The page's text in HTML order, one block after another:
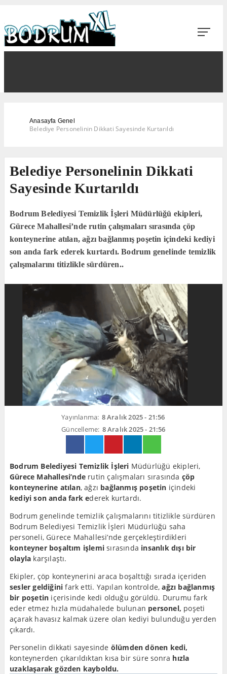
Anasayfa Genel
Belediye Personelinin Dikkati Sayesinde Kurtarıldı
Belediye Personelinin Dikkati
Sayesinde Kurtarıldı
Bodrum Belediyesi Temizlik İşleri Müdürlüğü ekipleri,
Gürece Mahallesi’nde rutin çalışmaları sırasında çöp
konteynerine atılan, ağzı bağlanmış poşetin içindeki kediyi
son anda fark ederek kurtardı. Bodrum genelinde temizlik
çalışmalarını titizlikle sürdüren..
Yayınlanma: 8 Aralık 2025 - 21:56
Güncelleme: 8 Aralık 2025 - 21:56
Bodrum Belediyesi Temizlik İşleri Müdürlüğü ekipleri,
Gürece Mahallesi’nde rutin çalışmaları sırasında çöp
konteynerine atılan, ağzı bağlanmış poşetin içindeki
kediyi son anda fark ederek kurtardı.
Bodrum genelinde temizlik çalışmalarını titizlikle sürdüren
Bodrum Belediyesi Temizlik İşleri Müdürlüğü saha
personeli, Gürece Mahallesi’nde gerçekleştirdikleri
konteyner boşaltım işlemi sırasında insanlık dışı bir
olayla karşılaştı.
Ekipler, çöp konteynerini araca boşalttığı sırada içeriden
sesler geldiğini fark etti. Yapılan kontrolde,ağzı bağlanmış
bir poşetin içerisinde kedi olduğu görüldü. Durumu fark
eder etmez hızla müdahalede bulunan personel, poşeti
açarak havasız kalmak üzere olan kediyi bulunduğu yerden
çıkardı.
Personelin dikkati sayesinde ölümden dönen kedi,
konteynerden çıkarıldıktan kısa bir süre sonra hızla
uzaklaşarak gözden kayboldu.